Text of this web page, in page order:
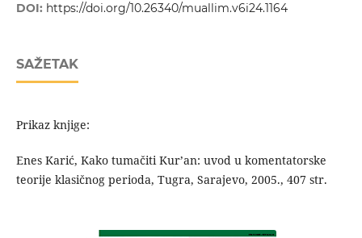
DOI: https://doi.org/10.26340/muallim.v6i24.1164
SAŽETAK
Prikaz knjige:
Enes Karić, Kako tumačiti Kur’an: uvod u komentatorske
teorije klasičnog perioda, Tugra, Sarajevo, 2005., 407 str.